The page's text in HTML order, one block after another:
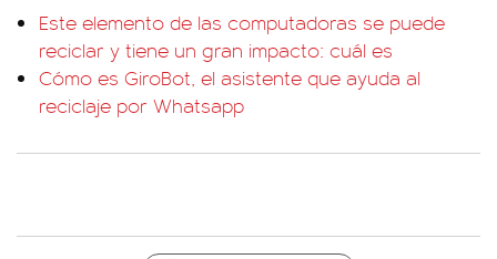
Este elemento de las computadoras se puede
reciclar y tiene un gran impacto: cuál es
Cómo es GiroBot, el asistente que ayuda al
reciclaje por Whatsapp